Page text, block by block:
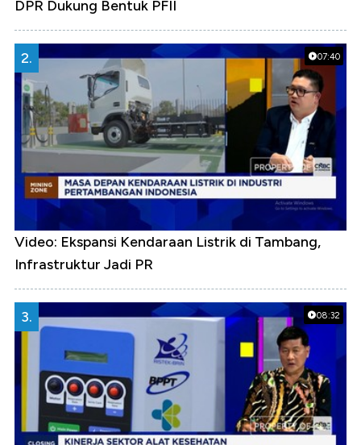
DPR Dukung Bentuk PFII
07:40
2.
Video: Ekspansi Kendaraan Listrik di Tambang,
Infrastruktur Jadi PR
08:32
3.